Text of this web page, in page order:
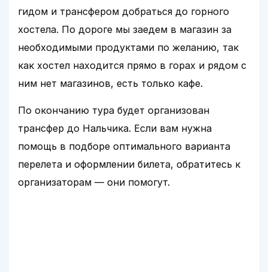
гидом и трансфером добраться до горного
хостела. По дороге мы заедем в магазин за
необходимыми продуктами по желанию, так
как хостел находится прямо в горах и рядом с
ним нет магазинов, есть только кафе.
По окончанию тура будет организован
трансфер до Нальчика. Если вам нужна
помощь в подборе оптимального варианта
перелета и оформлении билета, обратитесь к
организаторам — они помогут.